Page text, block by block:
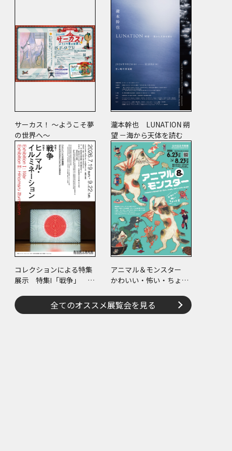
サーカス！ ～ようこそ夢
の世界へ～
瀧本幹也 LUNATION 朔
望 －海から天体を読む
コレクションによる特集
展示 特集Ⅰ「戦争」 特
ネーション」
アニマル＆モンスター
かわいい・怖い・ちょっ
全てのオススメ展覧会を見る